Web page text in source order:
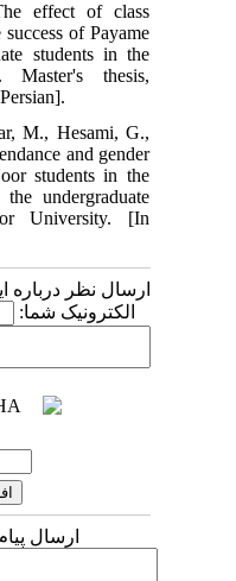
effect of class
success of Payame
students in the
Master's thesis,
M., Hesami, G.,
and gender
students in the
the undergraduate
University. [In
ارسال نظر درباره
الکترونیک شما:
ارسال